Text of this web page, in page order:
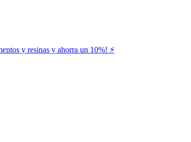
y resinas y ahorra un 10%! ⚡️